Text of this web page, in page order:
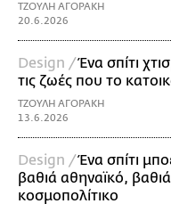
ΤΖΟΥΛΗ ΑΓΟΡΑΚΗ
20.6.2026
Design /Ένα σπίτι
τις ζωές που το
ΤΖΟΥΛΗ ΑΓΟΡΑΚΗ
13.6.2026
Design /Ένα σπίτι
βαθιά αθηναϊκό, βαθιά
κοσμοπολίτικο